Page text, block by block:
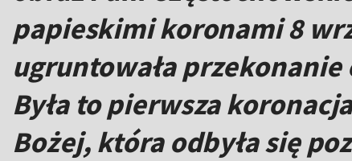
papieskimi koronami 8
ugruntowała
Była to pierwsza
Bożej, która odbyła się